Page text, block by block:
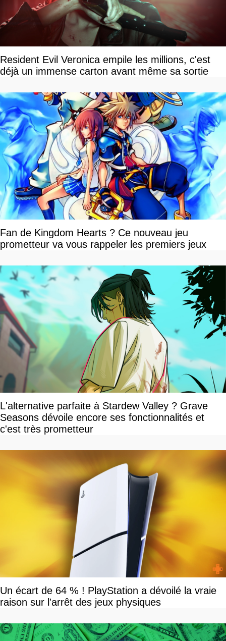
Resident Evil Veronica empile les millions, c'est
déjà un immense carton avant même sa sortie
Fan de Kingdom Hearts ? Ce nouveau jeu
prometteur va vous rappeler les premiers jeux
L'alternative parfaite à Stardew Valley ? Grave
Seasons dévoile encore ses fonctionnalités et
c'est très prometteur
Un écart de 64 % ! PlayStation a dévoilé la vraie
raison sur l'arrêt des jeux physiques